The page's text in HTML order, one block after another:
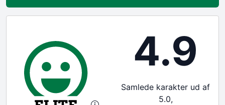
4.9
Samlede karakter ud af
5.0,